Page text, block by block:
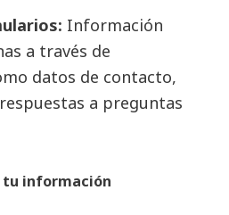
Información
a través de
datos de contacto,
a preguntas
tu información